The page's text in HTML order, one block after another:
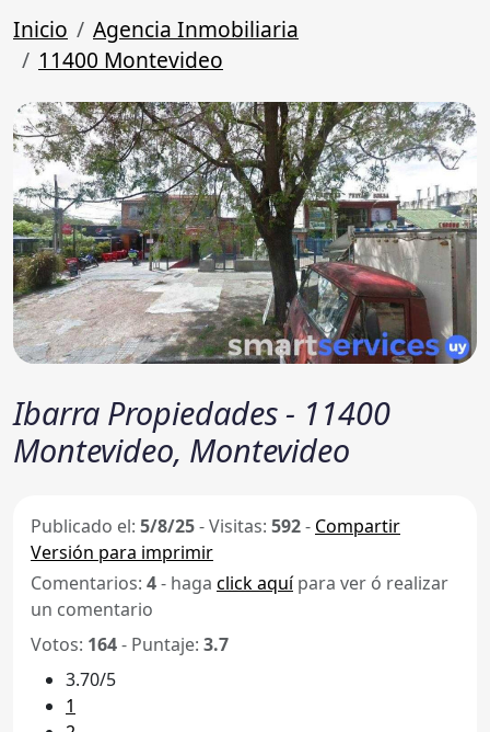
Inicio
Agencia Inmobiliaria
11400 Montevideo
Ibarra Propiedades - 11400
Montevideo, Montevideo
Publicado el: 5/8/25-Visitas: 592- Compartir
Versión para imprimir
Comentarios: 4- haga click aquípara ver ó realizar
un comentario
Votos: 164- Puntaje: 3.7
3.70/5
1